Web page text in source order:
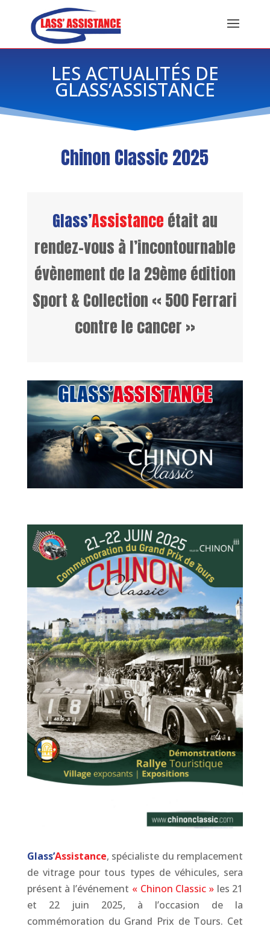
LES ACTUALITÉS DE
GLASS’ASSISTANCE
Chinon Classic 2025
Glass’Assistance était au
rendez-vous à l’incontournable
évènement de la 29ème édition
Sport & Collection « 500 Ferrari
contre le cancer »
Glass’Assistance, spécialiste du remplacement
de vitrage pour tous types de véhicules, sera
présent à l’événement « Chinon Classic »les 21
et 22 juin 2025, à l’occasion de la
commémoration du Grand Prix de Tours. Cet